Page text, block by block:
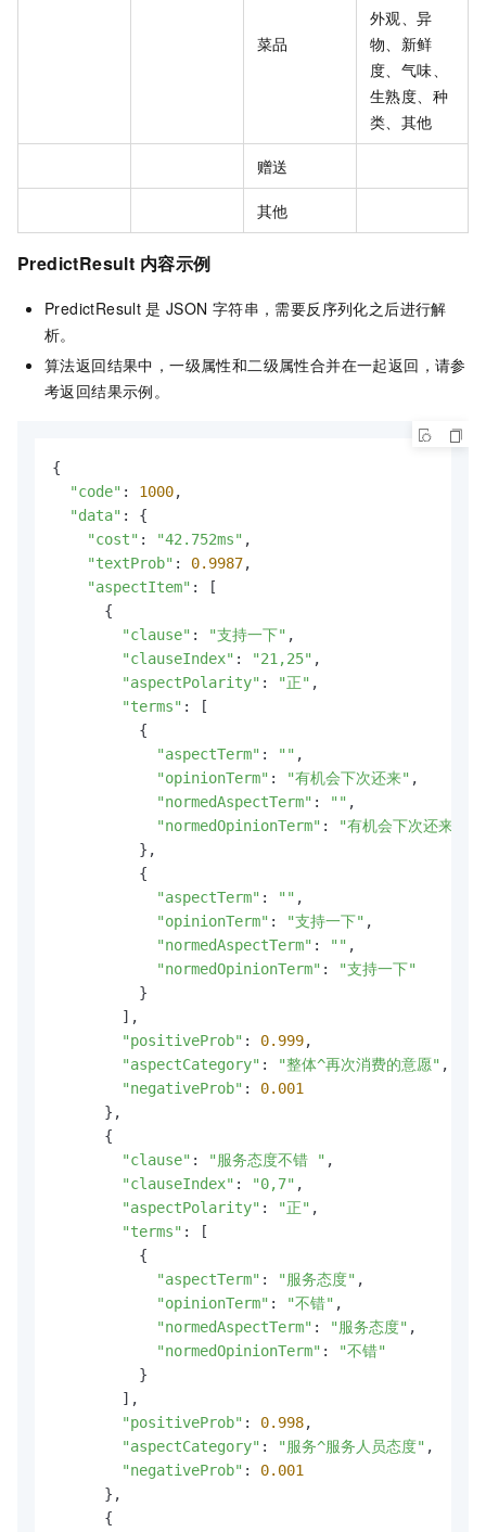
菜品
外观、异
物、新鲜
度、气味、
生熟度、种
类、其他
赠送
其他
PredictResult 内容示例
PredictResult 是 JSON 字符串，需要反序列化之后进行解
析。
算法返回结果中，一级属性和二级属性合并在一起返回，请参
考返回结果示例。
{
"code" : 1000,
"data" : {
"cost" : "42.752ms" ,
"textProb" : 0.9987,
"aspectItem" : [
      {
"clause" : "支持一下" ,
"clauseIndex" : "21,25" ,
"aspectPolarity" : "正" ,
"terms" : [
          {
"aspectTerm" : "" ,
"opinionTerm" : "有机会下次还来" ,
"normedAspectTerm" : "" ,
"normedOpinionTerm" :
"有机会下次还来"
          },
          {
"aspectTerm" : "" ,
"opinionTerm" : "支持一下" ,
"normedAspectTerm" : "" ,
"normedOpinionTerm" :
"支持一下"
          }
        ],
"positiveProb" : 0.999,
"aspectCategory" : "整体^再次消费的意愿" ,
"negativeProb" : 0.001
      },
      {
"clause" : "服务态度不错 " ,
"clauseIndex" : "0,7" ,
"aspectPolarity" : "正" ,
"terms" : [
          {
"aspectTerm" : "服务态度" ,
"opinionTerm" : "不错" ,
"normedAspectTerm" : "服务态度" ,
"normedOpinionTerm" :
"不错"
          }
        ],
"positiveProb" : 0.998,
"aspectCategory" : "服务^服务人员态度" ,
"negativeProb" : 0.001
      },
      {